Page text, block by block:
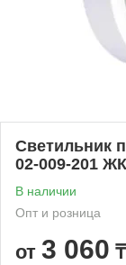
Светильник
02-009-201
В наличии
Опт и розница
от 3 060 ₸